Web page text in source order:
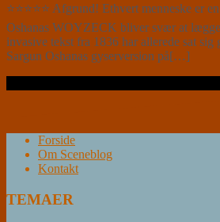
⭐⭐⭐⭐⭐ Afgrund! Ethvert menneske er
Oshanas WOYZECK bliver svær at
invasive tekst fra 1836 har allerede sat sig
Sargun Oshanas gyserversion på[…]
Forside
Om Sceneblog
Kontakt
TEMAER